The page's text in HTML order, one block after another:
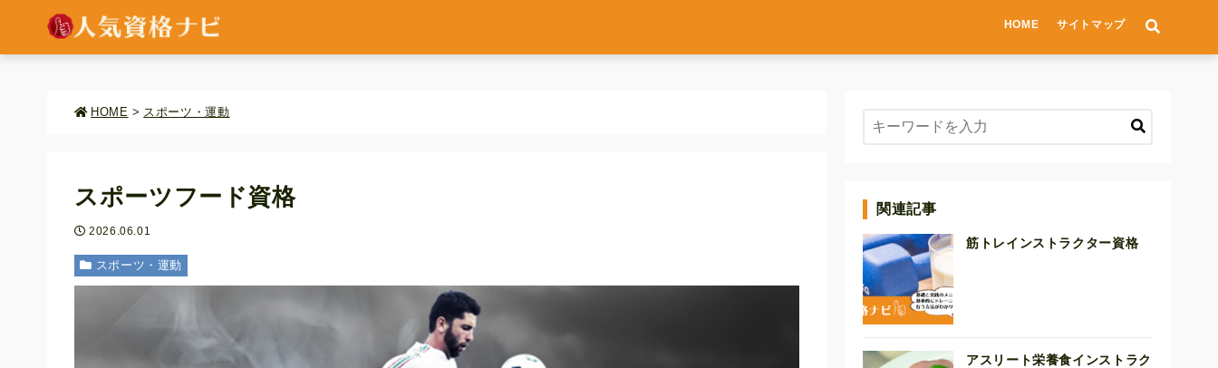
HOME サイトマップ
HOME > スポーツ・運動
スポーツフード資格
2026.06.01
スポーツ・運動
関連記事
筋トレインストラクター資格
アスリート栄養食インストラク